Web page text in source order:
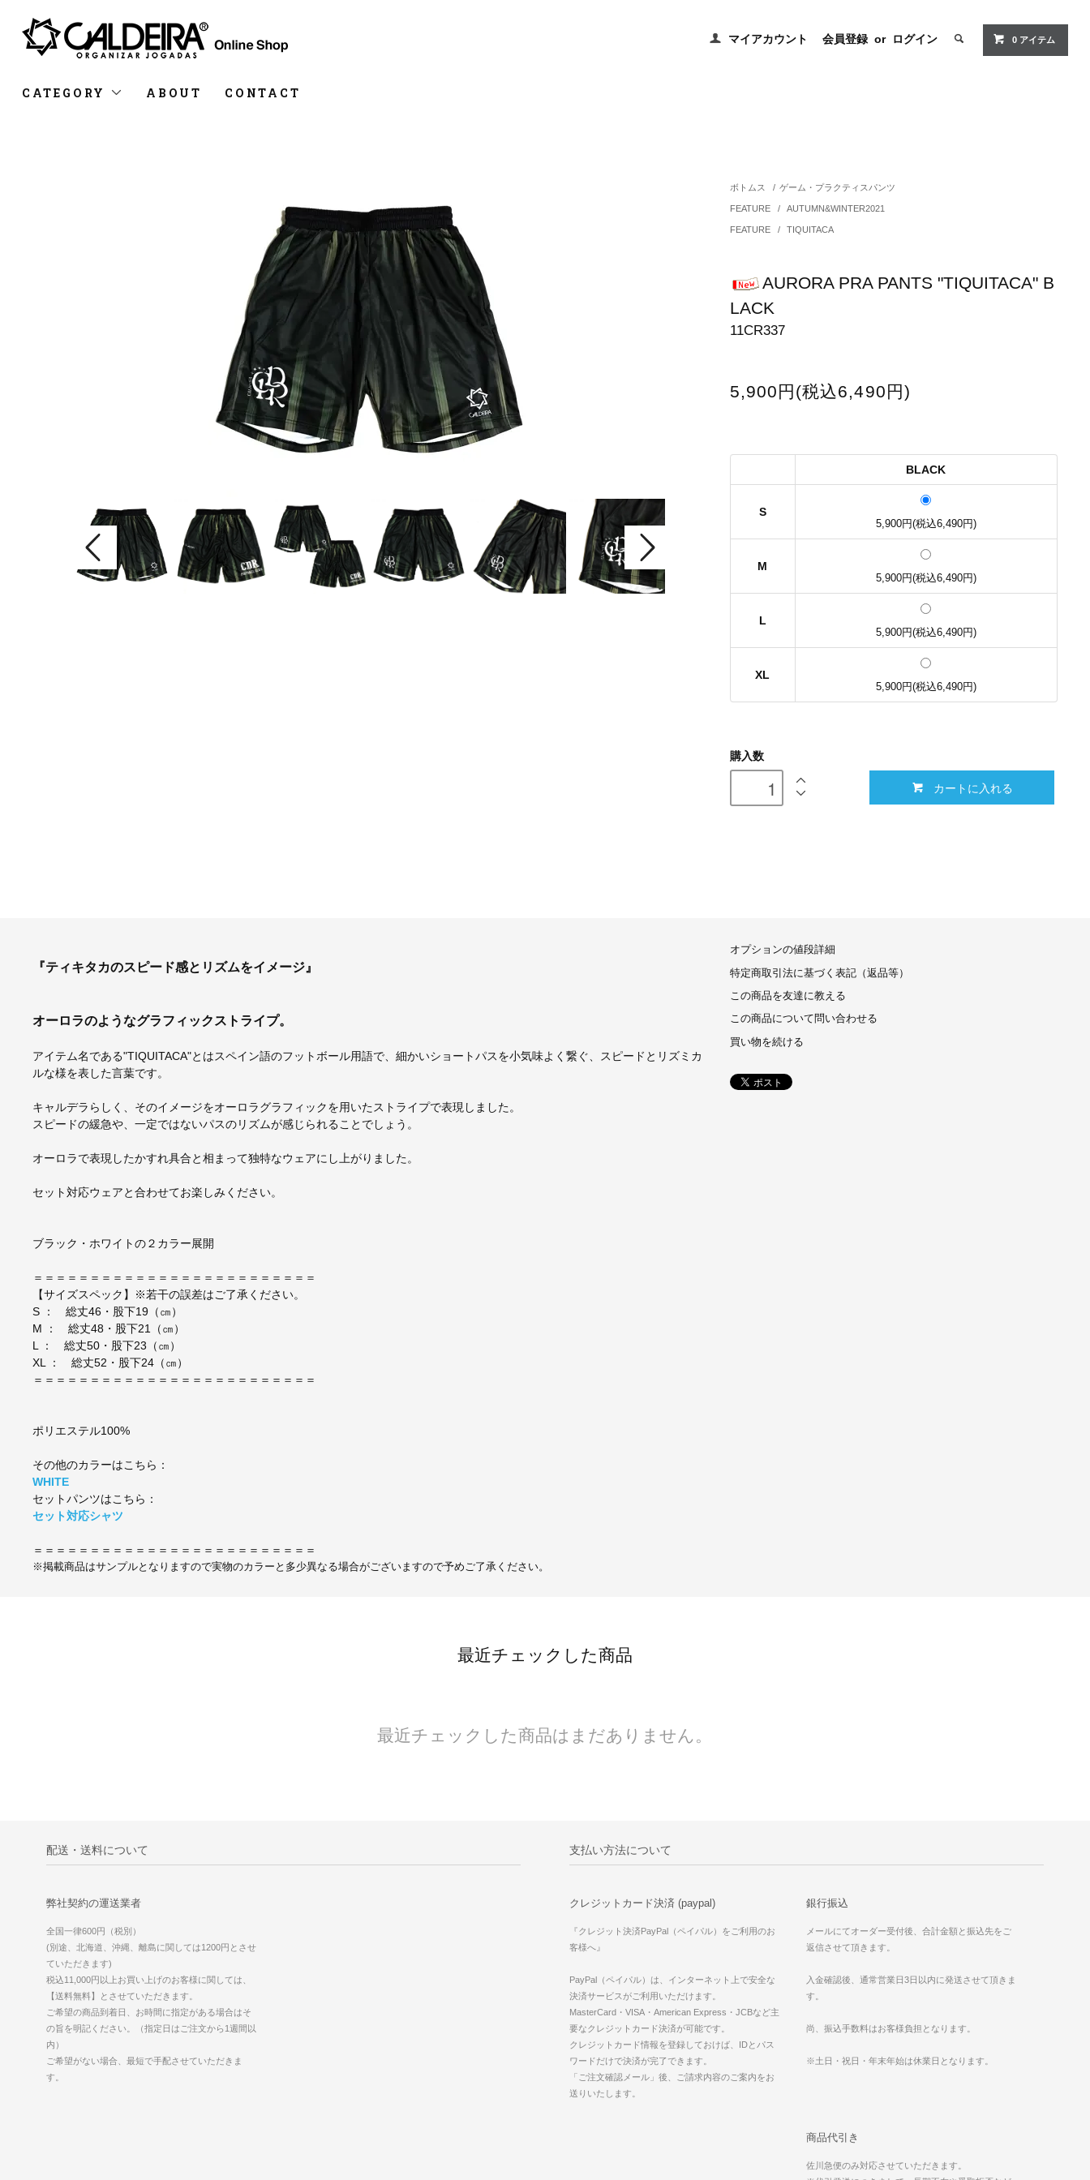
マイアカウント 会員登録 or ログイン 0 アイテム
CATEGORY ABOUT CONTACT
ボトムス / ゲーム・プラクティスパンツ
FEATURE / AUTUMN&WINTER2021
FEATURE / TIQUITACA
AURORA PRA PANTS "TIQUITACA" B
LACK
11CR337
5,900円(税込6,490円)
BLACK
S
5,900円(税込6,490円)
M
5,900円(税込6,490円)
L
5,900円(税込6,490円)
XL
5,900円(税込6,490円)
購入数
カートに入れる
『ティキタカのスピード感とリズムをイメージ』
オーロラのようなグラフィックストライプ。
アイテム名である"TIQUITACA"とはスペイン語のフットボール用語で、細かいショートパスを小気味よく繋ぐ、スピードとリズミカ
ルな様を表した言葉です。
キャルデラらしく、そのイメージをオーロラグラフィックを用いたストライプで表現しました。
スピードの緩急や、一定ではないパスのリズムが感じられることでしょう。
オーロラで表現したかすれ具合と相まって独特なウェアにし上がりました。
セット対応ウェアと合わせてお楽しみください。
ブラック・ホワイトの２カラー展開
＝＝＝＝＝＝＝＝＝＝＝＝＝＝＝＝＝＝＝＝＝＝＝＝＝
【サイズスペック】※若干の誤差はご了承ください。
S ： 総丈46・股下19（㎝）
M ： 総丈48・股下21（㎝）
L ： 総丈50・股下23（㎝）
XL ： 総丈52・股下24（㎝）
＝＝＝＝＝＝＝＝＝＝＝＝＝＝＝＝＝＝＝＝＝＝＝＝＝
ポリエステル100%
その他のカラーはこちら：
WHITE
セットパンツはこちら：
セット対応シャツ
＝＝＝＝＝＝＝＝＝＝＝＝＝＝＝＝＝＝＝＝＝＝＝＝＝
※掲載商品はサンプルとなりますので実物のカラーと多少異なる場合がございますので予めご了承ください。
オプションの値段詳細
特定商取引法に基づく表記（返品等）
この商品を友達に教える
この商品について問い合わせる
買い物を続ける
最近チェックした商品
最近チェックした商品はまだありません。
配送・送料について
弊社契約の運送業者
全国一律600円（税別）
(別途、北海道、沖縄、離島に関しては1200円とさせ
ていただきます)
税込11,000円以上お買い上げのお客様に関しては、
【送料無料】とさせていただきます。
ご希望の商品到着日、お時間に指定がある場合はそ
の旨を明記ください。（指定日はご注文から1週間以
内）
ご希望がない場合、最短で手配させていただきま
す。
支払い方法について
クレジットカード決済 (paypal)
『クレジット決済PayPal（ペイパル）をご利用のお
客様へ』
PayPal（ペイパル）は、インターネット上で安全な
決済サービスがご利用いただけます。
MasterCard・VISA・American Express・JCBなど主
要なクレジットカード決済が可能です。
クレジットカード情報を登録しておけば、IDとパス
ワードだけで決済が完了できます。
「ご注文確認メール」後、ご請求内容のご案内をお
送りいたします。
銀行振込
メールにてオーダー受付後、合計金額と振込先をご
返信させて頂きます。
入金確認後、通常営業日3日以内に発送させて頂きま
す。
尚、振込手数料はお客様負担となります。
※土日・祝日・年末年始は休業日となります。
商品代引き
佐川急便のみ対応させていただきます。